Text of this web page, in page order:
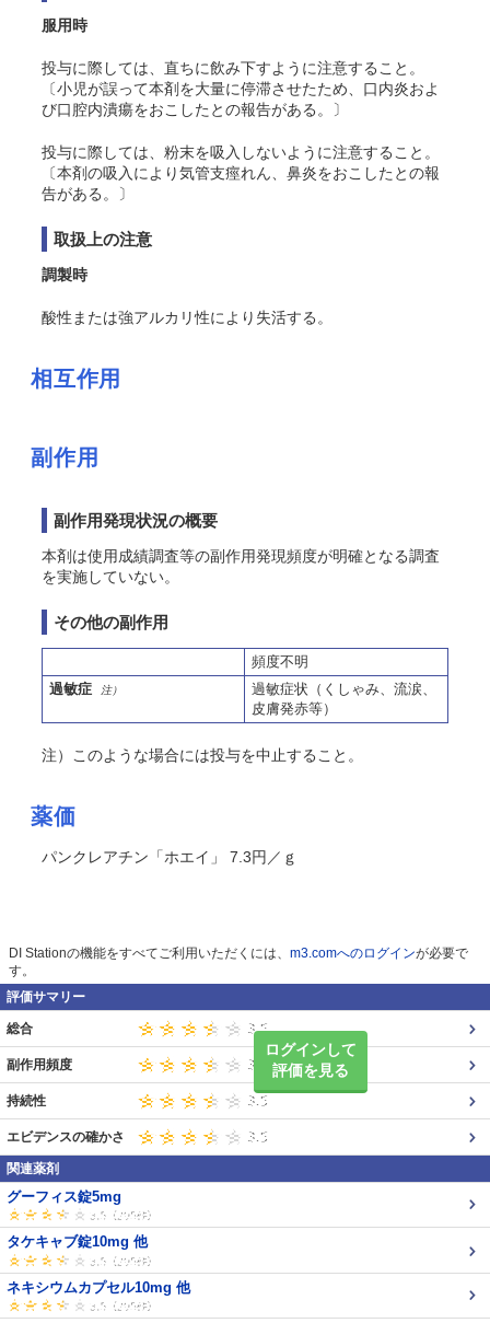
服用時
投与に際しては、直ちに飲み下すように注意すること。
〔小児が誤って本剤を大量に停滞させたため、口内炎およ
び口腔内潰瘍をおこしたとの報告がある。〕
投与に際しては、粉末を吸入しないように注意すること。
〔本剤の吸入により気管支痙れん、鼻炎をおこしたとの報
告がある。〕
取扱上の注意
調製時
酸性または強アルカリ性により失活する。
相互作用
副作用
副作用発現状況の概要
本剤は使用成績調査等の副作用発現頻度が明確となる調査
を実施していない。
その他の副作用
頻度不明
過敏症
注）
過敏症状（くしゃみ、流涙、
皮膚発赤等）
注）このような場合には投与を中止すること。
薬価
パンクレアチン「ホエイ」 7.3円／ｇ
DI Stationの機能をすべてご利用いただくには、 m3.comへのログインが必要で
す。
評価サマリー
ログインして
評価を見る
総合
副作用頻度
持続性
エビデンスの確かさ
関連薬剤
グーフィス錠5mg
タケキャブ錠10mg 他
ネキシウムカプセル10mg 他